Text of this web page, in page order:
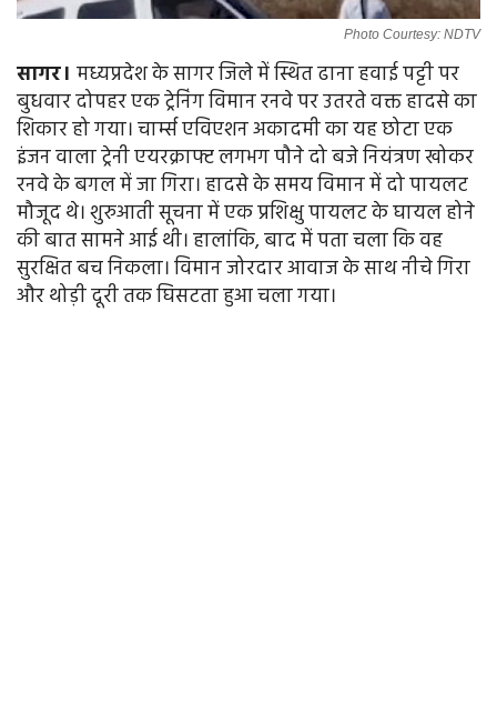
Photo Courtesy: NDTV
सागर। मध्यप्रदेश के सागर जिले में स्थित ढाना हवाई पट्टी पर
बुधवार दोपहर एक ट्रेनिंग विमान रनवे पर उतरते वक्त हादसे का
शिकार हो गया। चार्म्स एविएशन अकादमी का यह छोटा एक
इंजन वाला ट्रेनी एयरक्राफ्ट लगभग पौने दो बजे नियंत्रण खोकर
रनवे के बगल में जा गिरा। हादसे के समय विमान में दो पायलट
मौजूद थे। शुरुआती सूचना में एक प्रशिक्षु पायलट के घायल होने
की बात सामने आई थी। हालांकि, बाद में पता चला कि वह
सुरक्षित बच निकला। विमान जोरदार आवाज के साथ नीचे गिरा
और थोड़ी दूरी तक घिसटता हुआ चला गया।